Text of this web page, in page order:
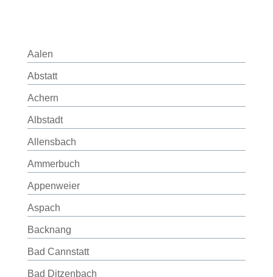
Aalen
Abstatt
Achern
Albstadt
Allensbach
Ammerbuch
Appenweier
Aspach
Backnang
Bad Cannstatt
Bad Ditzenbach